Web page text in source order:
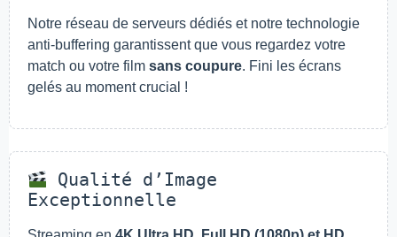
Notre réseau de serveurs dédiés et notre technologie
anti-buffering garantissent que vous regardez votre
match ou votre film sans coupure. Fini les écrans
gelés au moment crucial !
Qualité d’Image
Exceptionnelle